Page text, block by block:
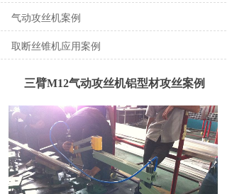
气动攻丝机案例
取断丝锥机应用案例
三臂M12气动攻丝机铝型材攻丝案例